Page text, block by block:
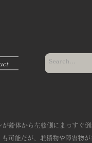
船体から左舷側にまっすぐ倒
可能だが、堆積物や障害物が